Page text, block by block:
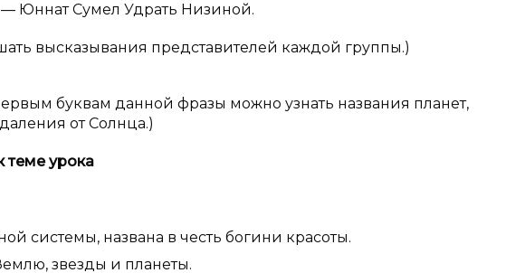
Юннат Сумел Удрать Низиной.
высказывания представителей каждой группы.)
буквам данной фразы можно узнать названия планет,
от Солнца.)
теме урока
системы, названа в честь богини красоты.
звезды и планеты.